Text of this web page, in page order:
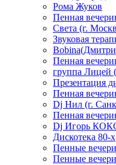
Рома Жуков
Пенная
Света (г.
Звуковая
Пенная
группа Лицей
Презентация
Пенная
Dj Нил (г.
Пенная
Dj Игорь
Дискотека 80-х
Пенные
Пенные